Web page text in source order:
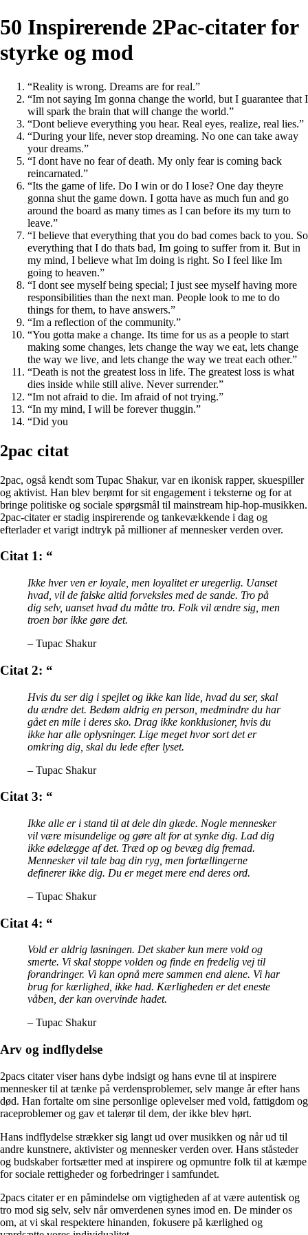
50 Inspirerende 2Pac-citater for
styrke og mod
“Reality is wrong. Dreams are for real.”
“Im not saying Im gonna change the world, but I guarantee that I
will spark the brain that will change the world.”
“Dont believe everything you hear. Real eyes, realize, real lies.”
“During your life, never stop dreaming. No one can take away
your dreams.”
“I dont have no fear of death. My only fear is coming back
reincarnated.”
“Its the game of life. Do I win or do I lose? One day theyre
gonna shut the game down. I gotta have as much fun and go
around the board as many times as I can before its my turn to
leave.”
“I believe that everything that you do bad comes back to you. So
everything that I do thats bad, Im going to suffer from it. But in
my mind, I believe what Im doing is right. So I feel like Im
going to heaven.”
“I dont see myself being special; I just see myself having more
responsibilities than the next man. People look to me to do
things for them, to have answers.”
“Im a reflection of the community.”
“You gotta make a change. Its time for us as a people to start
making some changes, lets change the way we eat, lets change
the way we live, and lets change the way we treat each other.”
“Death is not the greatest loss in life. The greatest loss is what
dies inside while still alive. Never surrender.”
“Im not afraid to die. Im afraid of not trying.”
“In my mind, I will be forever thuggin.”
“Did you
2pac citat
2pac, også kendt som Tupac Shakur, var en ikonisk rapper, skuespiller
og aktivist. Han blev berømt for sit engagement i teksterne og for at
bringe politiske og sociale spørgsmål til mainstream hip-hop-musikken.
2pac-citater er stadig inspirerende og tankevækkende i dag og
efterlader et varigt indtryk på millioner af mennesker verden over.
Citat 1: “
Ikke hver ven er loyale, men loyalitet er uregerlig. Uanset
hvad, vil de falske altid forveksles med de sande. Tro på
dig selv, uanset hvad du måtte tro. Folk vil ændre sig, men
troen bør ikke gøre det.
– Tupac Shakur
Citat 2: “
Hvis du ser dig i spejlet og ikke kan lide, hvad du ser, skal
du ændre det. Bedøm aldrig en person, medmindre du har
gået en mile i deres sko. Drag ikke konklusioner, hvis du
ikke har alle oplysninger. Lige meget hvor sort det er
omkring dig, skal du lede efter lyset.
– Tupac Shakur
Citat 3: “
Ikke alle er i stand til at dele din glæde. Nogle mennesker
vil være misundelige og gøre alt for at synke dig. Lad dig
ikke ødelægge af det. Træd op og bevæg dig fremad.
Mennesker vil tale bag din ryg, men fortællingerne
definerer ikke dig. Du er meget mere end deres ord.
– Tupac Shakur
Citat 4: “
Vold er aldrig løsningen. Det skaber kun mere vold og
smerte. Vi skal stoppe volden og finde en fredelig vej til
forandringer. Vi kan opnå mere sammen end alene. Vi har
brug for kærlighed, ikke had. Kærligheden er det eneste
våben, der kan overvinde hadet.
– Tupac Shakur
Arv og indflydelse
2pacs citater viser hans dybe indsigt og hans evne til at inspirere
mennesker til at tænke på verdensproblemer, selv mange år efter hans
død. Han fortalte om sine personlige oplevelser med vold, fattigdom og
raceproblemer og gav et talerør til dem, der ikke blev hørt.
Hans indflydelse strækker sig langt ud over musikken og når ud til
andre kunstnere, aktivister og mennesker verden over. Hans ståsteder
og budskaber fortsætter med at inspirere og opmuntre folk til at kæmpe
for sociale rettigheder og forbedringer i samfundet.
2pacs citater er en påmindelse om vigtigheden af at være autentisk og
tro mod sig selv, selv når omverdenen synes imod en. De minder os
om, at vi skal respektere hinanden, fokusere på kærlighed og